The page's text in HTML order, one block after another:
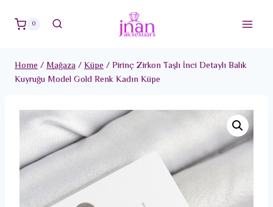
0
Home/Mağaza/Küpe/Pirinç Zirkon Taşlı İnci Detaylı Balık
Kuyruğu Model Gold Renk Kadın Küpe